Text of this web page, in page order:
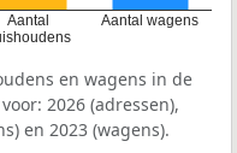
Aantal
Aantal wagens
en wagens in de
2026 (adressen),
en 2023 (wagens).